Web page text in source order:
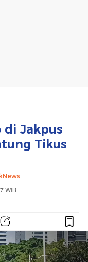
di Jakpus
Tikus
WIB